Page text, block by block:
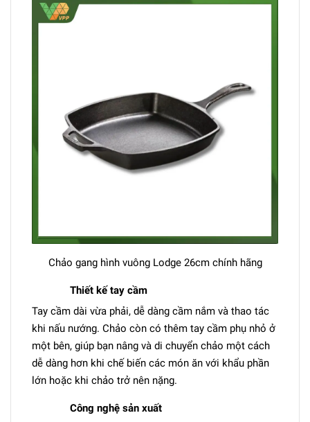
Chảo gang hình vuông Lodge 26cm chính hãng
Thiết kế tay cầm
Tay cầm dài vừa phải, dễ dàng cầm nắm và thao tác
khi nấu nướng. Chảo còn có thêm tay cầm phụ nhỏ ở
một bên, giúp bạn nâng và di chuyển chảo một cách
dễ dàng hơn khi chế biến các món ăn với khẩu phần
lớn hoặc khi chảo trở nên nặng.
Công nghệ sản xuất